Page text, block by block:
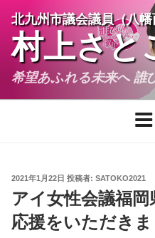
へ
北九州市議会議員（八
村上さと
希望あふれる未来へ 誰
投
稿
日:
2021年1月22日 投稿者: SATOKO2021
アイ女性会議福
応援をいただきま